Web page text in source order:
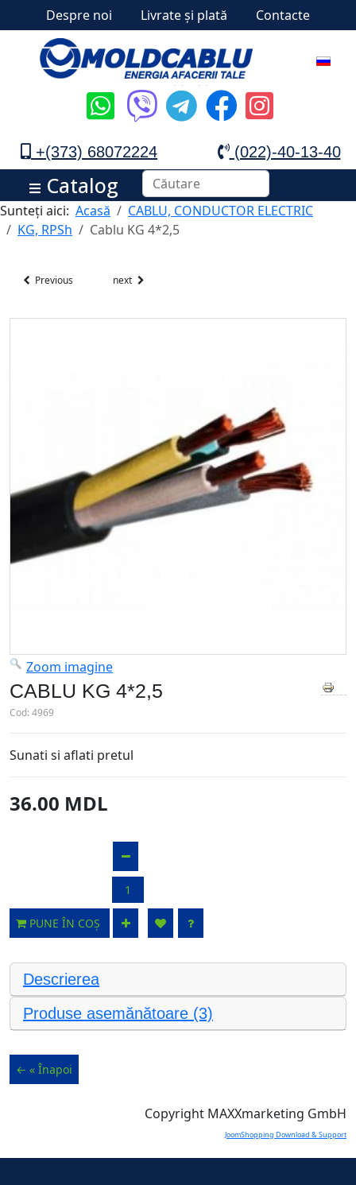
Despre noi Livrate și plată Contacte
+(373) 68072224 (022)-40-13-40
Catalog
Sunteți aici: Acasă
CABLU, CONDUCTOR ELECTRIC
KG, RPSh
Cablu KG 4*2,5
Previous next
Zoom imagine
CABLU KG 4*2,5
Cod:4969
Sunati si aflati pretul
36.00 MDL
PUNE ÎN COȘ
Descrierea
Produse asemănătoare (3)
Copyright MAXXmarketing GmbH
JoomShopping Download & Support